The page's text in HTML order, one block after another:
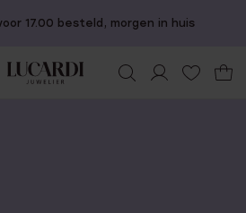
17.00 besteld, morgen in huis